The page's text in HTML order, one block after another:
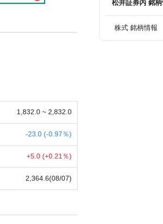
1,832.0 ~ 2,832.0
-23.0 (-0.97％)
+5.0 (+0.21％)
2,364.6(08/07)
松井証券内 銘
株式 銘柄情報